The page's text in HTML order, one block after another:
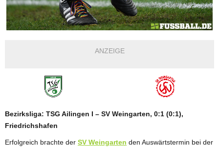
ANZEIGE
Bezirksliga: TSG Ailingen I – SV Weingarten, 0:1 (0:1),
Friedrichshafen
Erfolgreich brachte der SV Weingarten den Auswärtstermin bei der